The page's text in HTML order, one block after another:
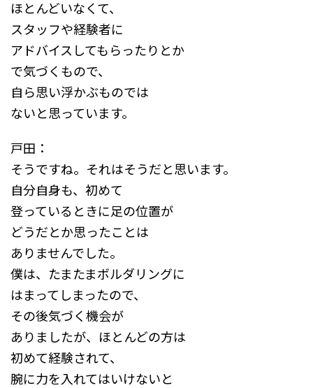
ほとんどいなくて、
スタッフや経験者に
アドバイスしてもらったりとか
で気づくもので、
自ら思い浮かぶものでは
ないと思っています。
戸田：
そうですね。それはそうだと思います。
自分自身も、初めて
登っているときに足の位置が
どうだとか思ったことは
ありませんでした。
僕は、たまたまボルダリングに
はまってしまったので、
その後気づく機会が
ありましたが、ほとんどの方は
初めて経験されて、
腕に力を入れてはいけないと